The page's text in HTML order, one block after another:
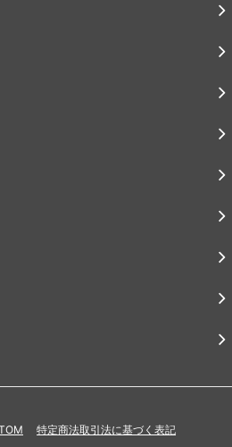
特定商法取引法に基づく表記